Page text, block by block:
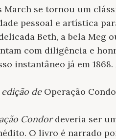
March se tornou um
pessoal e artística
Beth, a bela Meg
com diligência e
instantâneo já em
edição de Operação
Condordeveria ser
O livro é narrado